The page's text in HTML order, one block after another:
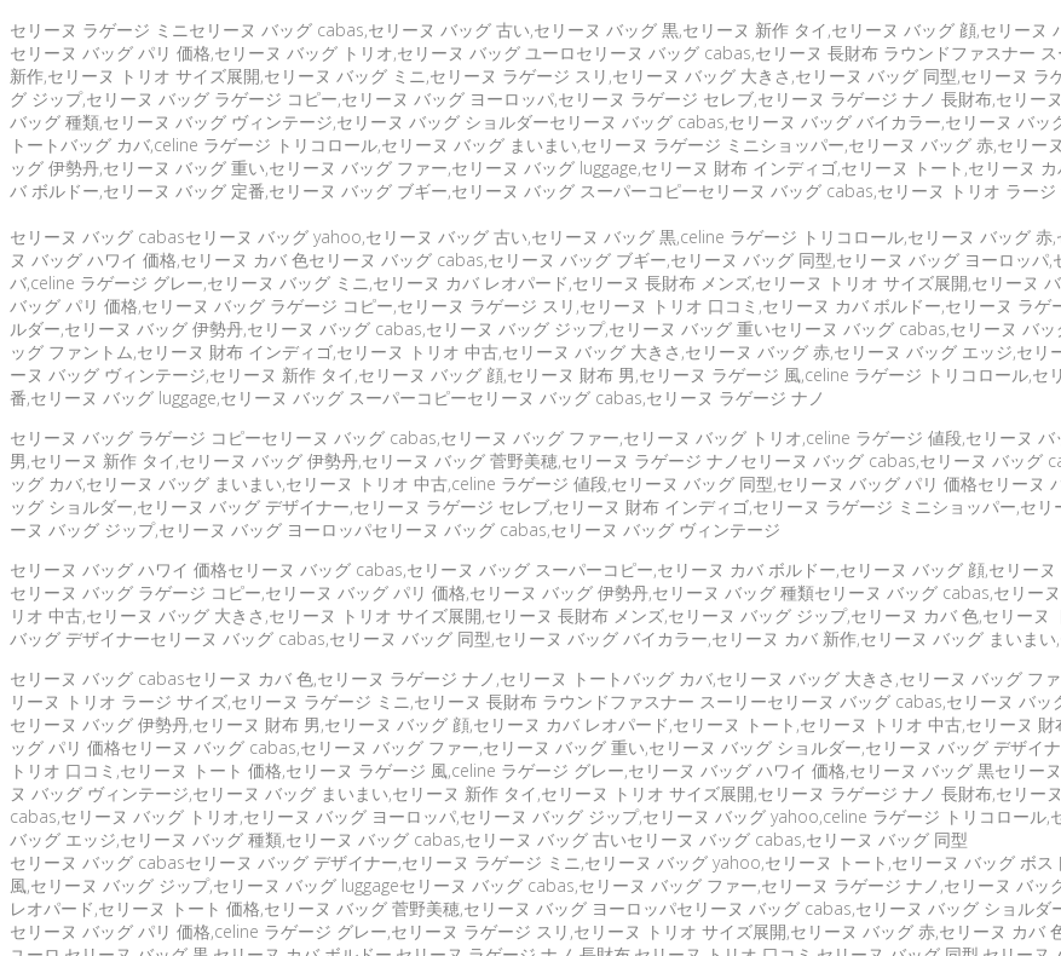
セリーヌ ラゲージ ミニセリーヌ バッグ cabas,セリーヌ バッグ 古い,セリーヌ バッグ 黒,セリーヌ 新作 タイ,セリーヌ バッグ 顔,セリー
セリーヌ バッグ パリ 価格,セリーヌ バッグ トリオ,セリーヌ バッグ ユーロセリーヌ バッグ cabas,セリーヌ 長財布 ラウンドファスナー
新作,セリーヌ トリオ サイズ展開,セリーヌ バッグ ミニ,セリーヌ ラゲージ スリ,セリーヌ バッグ 大きさ,セリーヌ バッグ 同型,セリーヌ
グ ジップ,セリーヌ バッグ ラゲージ コピー,セリーヌ バッグ ヨーロッパ,セリーヌ ラゲージ セレブ,セリーヌ ラゲージ ナノ 長財布,セリ
バッグ 種類,セリーヌ バッグ ヴィンテージ,セリーヌ バッグ ショルダーセリーヌ バッグ cabas,セリーヌ バッグ バイカラー,セリーヌ バ
トートバッグ カバ,celine ラゲージ トリコロール,セリーヌ バッグ まいまい,セリーヌ ラゲージ ミニショッパー,セリーヌ バッグ 赤,セリ
ッグ 伊勢丹,セリーヌ バッグ 重い,セリーヌ バッグ ファー,セリーヌ バッグ luggage,セリーヌ 財布 インディゴ,セリーヌ トート,セリーヌ
バ ボルドー,セリーヌ バッグ 定番,セリーヌ バッグ ブギー,セリーヌ バッグ スーパーコピーセリーヌ バッグ cabas,セリーヌ トリオ ラー
セリーヌ バッグ cabasセリーヌ バッグ yahoo,セリーヌ バッグ 古い,セリーヌ バッグ 黒,celine ラゲージ トリコロール,セリーヌ バッグ
ヌ バッグ ハワイ 価格,セリーヌ カバ 色セリーヌ バッグ cabas,セリーヌ バッグ ブギー,セリーヌ バッグ 同型,セリーヌ バッグ ヨーロッ
バ,celine ラゲージ グレー,セリーヌ バッグ ミニ,セリーヌ カバ レオパード,セリーヌ 長財布 メンズ,セリーヌ トリオ サイズ展開,セリーヌ
バッグ パリ 価格,セリーヌ バッグ ラゲージ コピー,セリーヌ ラゲージ スリ,セリーヌ トリオ 口コミ,セリーヌ カバ ボルドー,セリーヌ ラ
ルダー,セリーヌ バッグ 伊勢丹,セリーヌ バッグ cabas,セリーヌ バッグ ジップ,セリーヌ バッグ 重いセリーヌ バッグ cabas,セリーヌ バ
ッグ ファントム,セリーヌ 財布 インディゴ,セリーヌ トリオ 中古,セリーヌ バッグ 大きさ,セリーヌ バッグ 赤,セリーヌ バッグ エッジ,セ
ーヌ バッグ ヴィンテージ,セリーヌ 新作 タイ,セリーヌ バッグ 顔,セリーヌ 財布 男,セリーヌ ラゲージ 風,celine ラゲージ トリコロール,
番,セリーヌ バッグ luggage,セリーヌ バッグ スーパーコピーセリーヌ バッグ cabas,セリーヌ ラゲージ ナノ
セリーヌ バッグ ラゲージ コピーセリーヌ バッグ cabas,セリーヌ バッグ ファー,セリーヌ バッグ トリオ,celine ラゲージ 値段,セリーヌ
男,セリーヌ 新作 タイ,セリーヌ バッグ 伊勢丹,セリーヌ バッグ 菅野美穂,セリーヌ ラゲージ ナノセリーヌ バッグ cabas,セリーヌ バッ
ッグ カバ,セリーヌ バッグ まいまい,セリーヌ トリオ 中古,celine ラゲージ 値段,セリーヌ バッグ 同型,セリーヌ バッグ パリ 価格セリー
ッグ ショルダー,セリーヌ バッグ デザイナー,セリーヌ ラゲージ セレブ,セリーヌ 財布 インディゴ,セリーヌ ラゲージ ミニショッパー,セ
ーヌ バッグ ジップ,セリーヌ バッグ ヨーロッパセリーヌ バッグ cabas,セリーヌ バッグ ヴィンテージ
セリーヌ バッグ ハワイ 価格セリーヌ バッグ cabas,セリーヌ バッグ スーパーコピー,セリーヌ カバ ボルドー,セリーヌ バッグ 顔,セリー
セリーヌ バッグ ラゲージ コピー,セリーヌ バッグ パリ 価格,セリーヌ バッグ 伊勢丹,セリーヌ バッグ 種類セリーヌ バッグ cabas,セリー
リオ 中古,セリーヌ バッグ 大きさ,セリーヌ トリオ サイズ展開,セリーヌ 長財布 メンズ,セリーヌ バッグ ジップ,セリーヌ カバ 色,セリー
バッグ デザイナーセリーヌ バッグ cabas,セリーヌ バッグ 同型,セリーヌ バッグ バイカラー,セリーヌ カバ 新作,セリーヌ バッグ まいま
セリーヌ バッグ cabasセリーヌ カバ 色,セリーヌ ラゲージ ナノ,セリーヌ トートバッグ カバ,セリーヌ バッグ 大きさ,セリーヌ バッグ フ
リーヌ トリオ ラージ サイズ,セリーヌ ラゲージ ミニ,セリーヌ 長財布 ラウンドファスナー スーリーセリーヌ バッグ cabas,セリーヌ バ
セリーヌ バッグ 伊勢丹,セリーヌ 財布 男,セリーヌ バッグ 顔,セリーヌ カバ レオパード,セリーヌ トート,セリーヌ トリオ 中古,セリーヌ
ッグ パリ 価格セリーヌ バッグ cabas,セリーヌ バッグ ファー,セリーヌ バッグ 重い,セリーヌ バッグ ショルダー,セリーヌ バッグ デザイ
トリオ 口コミ,セリーヌ トート 価格,セリーヌ ラゲージ 風,celine ラゲージ グレー,セリーヌ バッグ ハワイ 価格,セリーヌ バッグ 黒セリ
ヌ バッグ ヴィンテージ,セリーヌ バッグ まいまい,セリーヌ 新作 タイ,セリーヌ トリオ サイズ展開,セリーヌ ラゲージ ナノ 長財布,セリ
cabas,セリーヌ バッグ トリオ,セリーヌ バッグ ヨーロッパ,セリーヌ バッグ ジップ,セリーヌ バッグ yahoo,celine ラゲージ トリコロール
バッグ エッジ,セリーヌ バッグ 種類,セリーヌ バッグ cabas,セリーヌ バッグ 古いセリーヌ バッグ cabas,セリーヌ バッグ 同型
セリーヌ バッグ cabasセリーヌ バッグ デザイナー,セリーヌ ラゲージ ミニ,セリーヌ バッグ yahoo,セリーヌ トート,セリーヌ バッグ ボ
風,セリーヌ バッグ ジップ,セリーヌ バッグ luggageセリーヌ バッグ cabas,セリーヌ バッグ ファー,セリーヌ ラゲージ ナノ,セリーヌ バ
レオパード,セリーヌ トート 価格,セリーヌ バッグ 菅野美穂,セリーヌ バッグ ヨーロッパセリーヌ バッグ cabas,セリーヌ バッグ ショル
セリーヌ バッグ パリ 価格,celine ラゲージ グレー,セリーヌ ラゲージ スリ,セリーヌ トリオ サイズ展開,セリーヌ バッグ 赤,セリーヌ カ